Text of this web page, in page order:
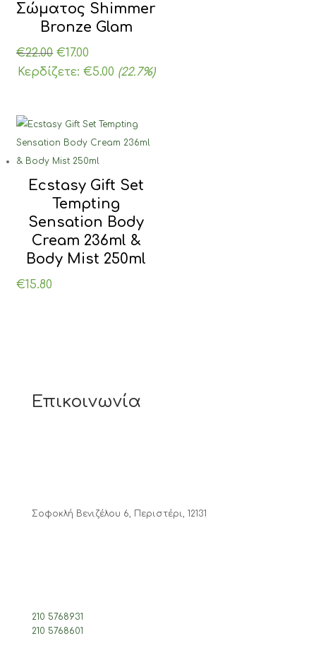
Σώματος Shimmer
Bronze Glam
€22.00 Original
price
€17.00
τρέχουσα
€17.00.
Κερδίζετε: €5.00 (22.7%)
Ecstasy Gift Set
Tempting
Sensation Body
Cream 236ml &
Body Mist 250ml
€15.80
Επικοινωνία
Σοφοκλή Βενιζέλου 6, Περιστέρι, 12131
210 5768931
210 5768601